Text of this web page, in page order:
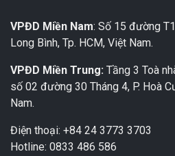
VPĐD Miền Nam: Số 15 đường
Long Bình, Tp. HCM, Việt Nam.
VPĐD Miền Trung: Tầng 3 Toà
số 02 đường 30 Tháng 4, P. Hoà
Nam.
Điện thoại: +84 24 3773 3703
Hotline: 0833 486 586